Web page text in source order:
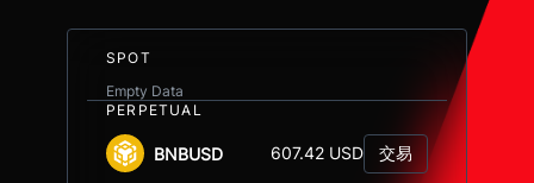
SPOT
Empty Data
PERPETUAL
BNBUSD 607.42 USD 交易